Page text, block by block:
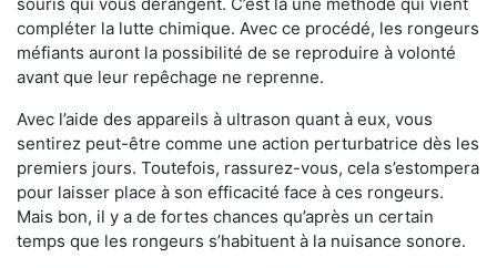
compléter la lutte chimique. Avec ce procédé, les rongeurs
méfiants auront la possibilité de se reproduire à volonté
avant que leur repêchage ne reprenne.
Avec l’aide des appareils à ultrason quant à eux, vous
sentirez peut-être comme une action perturbatrice dès les
premiers jours. Toutefois, rassurez-vous, cela s’estompera
pour laisser place à son efficacité face à ces rongeurs.
Mais bon, il y a de fortes chances qu’après un certain
temps que les rongeurs s’habituent à la nuisance sonore.